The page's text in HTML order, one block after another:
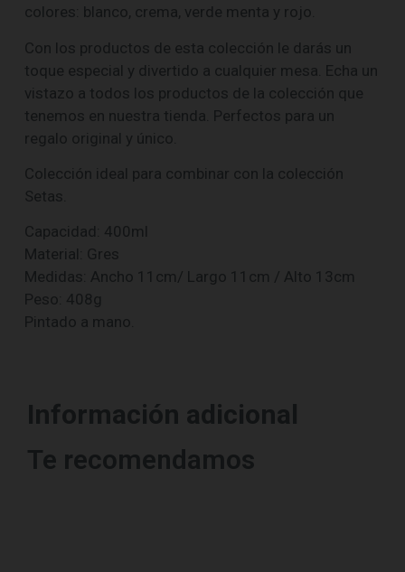
colores: blanco, crema, verde menta y rojo.
Con los productos de esta colección le darás un
toque especial y divertido a cualquier mesa. Echa un
vistazo a todos los productos de la colección que
tenemos en nuestra tienda. Perfectos para un
regalo original y único.
Colección ideal para combinar con la colección
Setas.
Capacidad: 400ml
Material: Gres
Medidas: Ancho 11cm/ Largo 11cm / Alto 13cm
Peso: 408g
Pintado a mano.
Información adicional
Te recomendamos